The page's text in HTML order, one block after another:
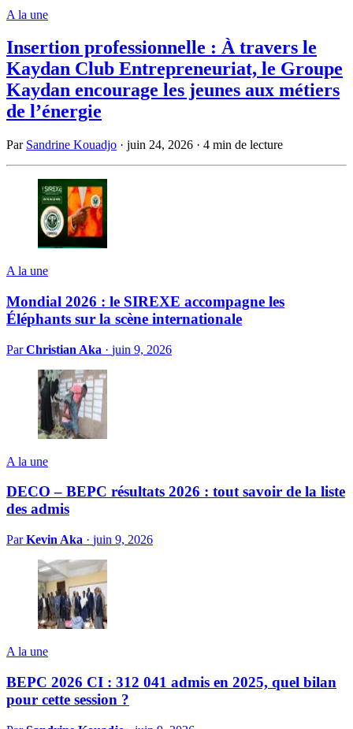
A la une
Insertion professionnelle : À travers le
Kaydan Club Entrepreneuriat, le Groupe
Kaydan encourage les jeunes aux métiers
de l’énergie
Par Sandrine Kouadjo · juin 24, 2026 · 4 min de lecture
A la une
Mondial 2026 : le SIREXE accompagne les
Éléphants sur la scène internationale
ParChristian Aka · juin 9, 2026
A la une
DECO – BEPC résultats 2026 : tout savoir de la liste
des admis
ParKevin Aka · juin 9, 2026
A la une
BEPC 2026 CI : 312 041 admis en 2025, quel bilan
pour cette session ?